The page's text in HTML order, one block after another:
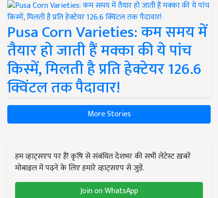
Pusa Corn Varieties: कम समय में
तैयार हो जाती हैं मक्का की ये पांच
किस्में, मिलती है प्रति हेक्टेयर 126.6
क्विंटल तक पैदावार!
More Stories
हम व्हाट्सएप पर हैं! कृषि से संबंधित देशभर की सभी लेटेस्ट ख़बरें
मोबाइल में पढ़ने के लिए हमारे व्हाट्सएप से जुड़ें.
Join on WhatsApp